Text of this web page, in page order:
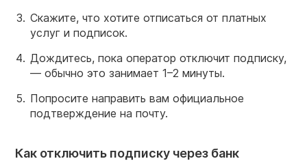
Скажите, что хотите отписаться от платных
услуг и подписок.
Дождитесь, пока оператор отключит подписку,
— обычно это занимает 1–2 минуты.
Попросите направить вам официальное
подтверждение на почту.
Как отключить подписку через банк